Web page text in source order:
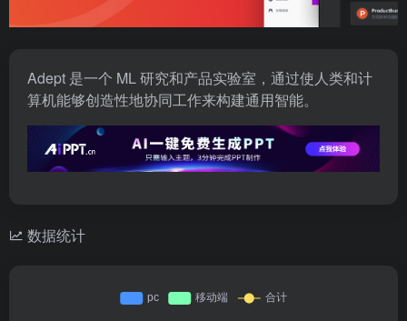
Adept 是一个 ML 研究和产品实验室，通过使人类和计
算机能够创造性地协同工作来构建通用智能。
数据统计